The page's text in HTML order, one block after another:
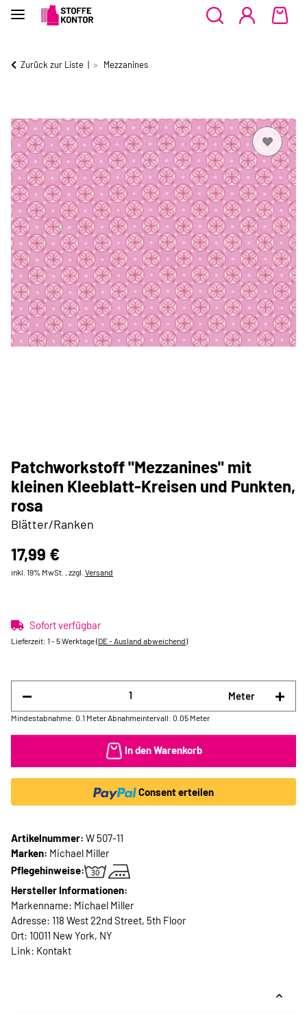
Zurück zur Liste Mezzanines
Patchworkstoff "Mezzanines" mit
kleinen Kleeblatt-Kreisen und Punkten,
rosa
Blätter/Ranken
17,99 €
inkl. 19% MwSt. , zzgl. Versand
Sofort verfügbar
Lieferzeit: 1 - 5 Werktage(DE - Ausland abweichend)
Meter
Mindestabnahme: 0.1 Meter Abnahmeintervall: 0.05 Meter
In den Warenkorb
Consent erteilen
Artikelnummer: W 507-11
Marken: Michael Miller
Pflegehinweise:
Hersteller Informationen:
Markenname: Michael Miller
Adresse: 118 West 22nd Street, 5th Floor
Ort: 10011 New York, NY
Link: Kontakt